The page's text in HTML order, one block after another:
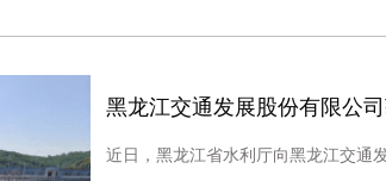
黑龙江交通发展股份有限公
近日，黑龙江省水利厅向黑龙江交通